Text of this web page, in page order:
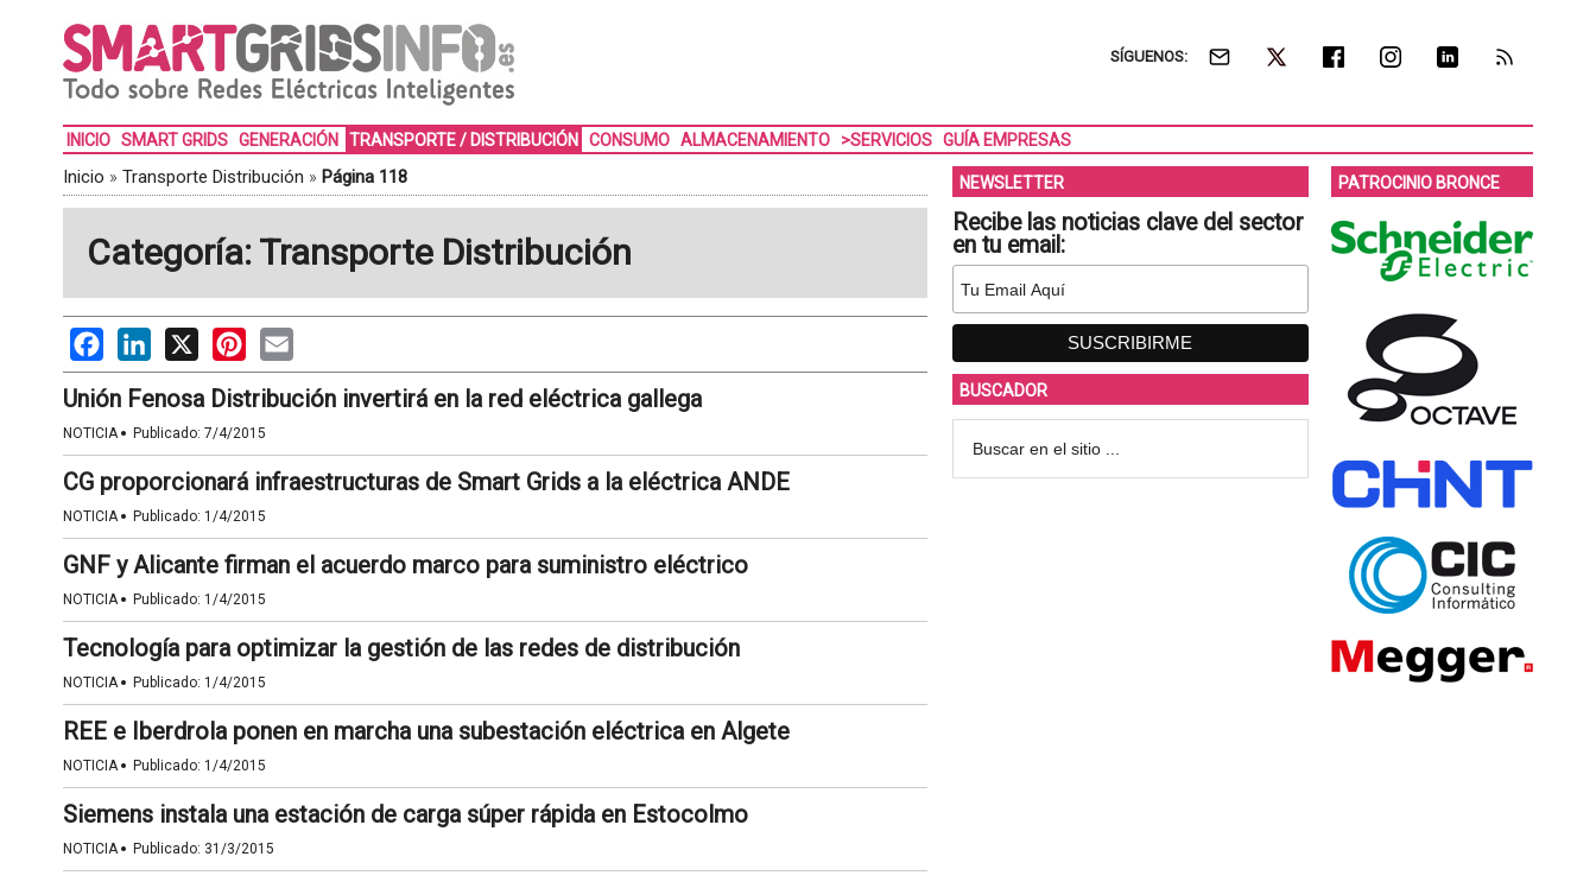
SÍGUENOS:
INICIO SMART GRIDS GENERACIÓN TRANSPORTE / DISTRIBUCIÓN CONSUMO ALMACENAMIENTO >SERVICIOS GUÍA EMPRESAS
Inicio » Transporte Distribución » Página 118
Categoría: Transporte Distribución
FacebookLinkedIn
X PinterestEmail
Unión Fenosa Distribución invertirá en la red eléctrica gallega
NOTICIA· Publicado: 7/4/2015
CG proporcionará infraestructuras de Smart Grids a la eléctrica ANDE
NOTICIA· Publicado: 1/4/2015
GNF y Alicante firman el acuerdo marco para suministro eléctrico
NOTICIA· Publicado: 1/4/2015
Tecnología para optimizar la gestión de las redes de distribución
NOTICIA· Publicado: 1/4/2015
REE e Iberdrola ponen en marcha una subestación eléctrica en Algete
NOTICIA· Publicado: 1/4/2015
Siemens instala una estación de carga súper rápida en Estocolmo
NOTICIA· Publicado: 31/3/2015
NEWSLETTER
Recibe las noticias clave del sector
en tu email:
BUSCADOR
PATROCINIO BRONCE